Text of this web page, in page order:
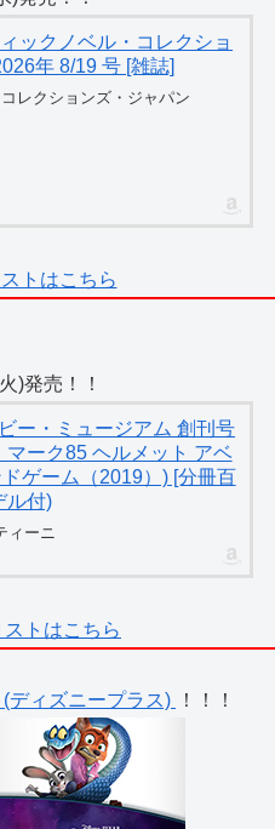
ックノベル・コレクショ
年 8/19 号 [雑誌]
レクションズ・ジャパン
トはこちら
)発売！！
ー・ミュージアム 創刊号
マーク85 ヘルメット アベ
ゲーム（2019）) [分冊百
ル付)
ィーニ
トはこちら
(ディズニープラス) ！！！